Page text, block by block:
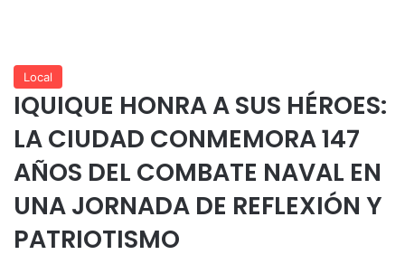
Local
IQUIQUE HONRA A SUS HÉROES:
LA CIUDAD CONMEMORA 147
AÑOS DEL COMBATE NAVAL EN
UNA JORNADA DE REFLEXIÓN Y
PATRIOTISMO